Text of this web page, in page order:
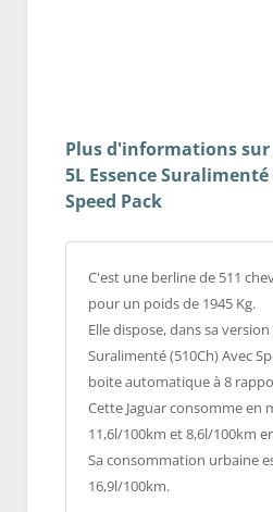
Plus d'informations sur
5L Essence Suralimenté
Speed Pack
C'est une berline de 511
pour un poids de 1945 Kg.
Elle dispose, dans sa version
Suralimenté (510Ch) Avec
boite automatique à 8
Cette Jaguar consomme en
11,6l/100km et 8,6l/100km
Sa consommation urbaine
16,9l/100km.